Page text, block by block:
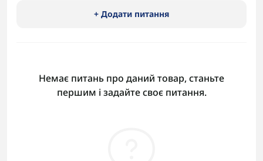
+ Додати питання
Немає питань про даний товар, станьте
першим і задайте своє питання.